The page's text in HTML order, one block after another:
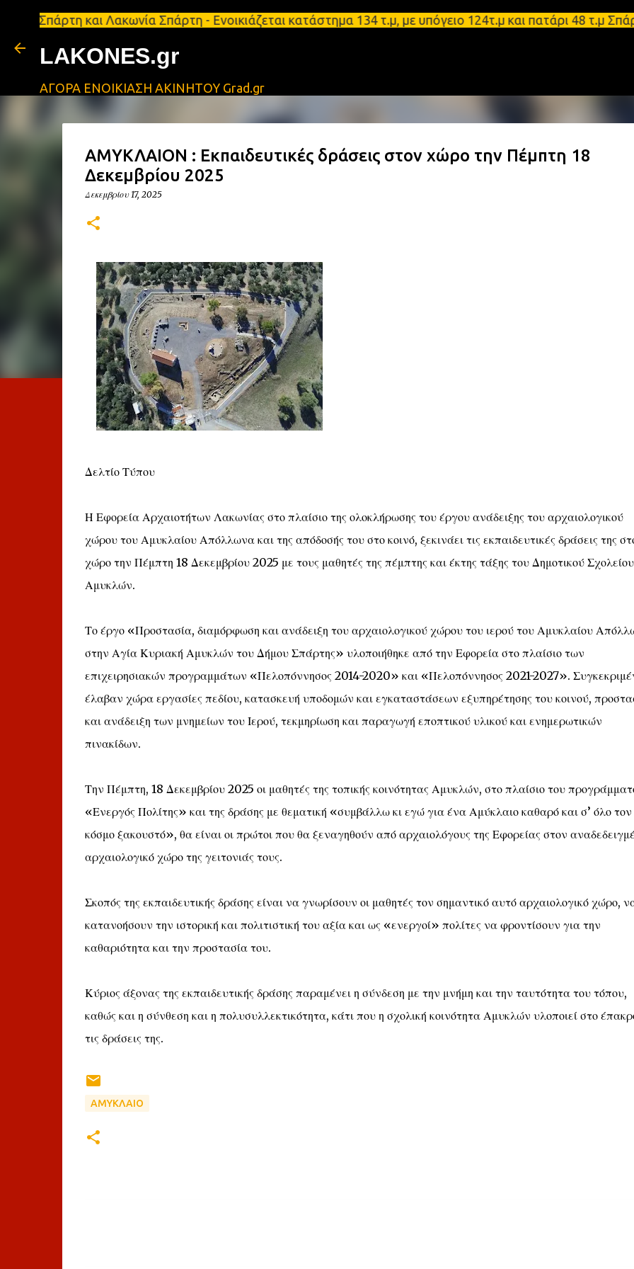
Μετάβαση στο κύριο περιεχόμενο
και Λακωνία Σπάρτη - Ενοικιάζεται κατάστημα 134 τ.μ, με υπόγειο 124τ.μ και πατάρι 48 τ.μ
LAKONES.gr
ΑΓΟΡΑ ΕΝΟΙΚΙΑΣΗ ΑΚΙΝΗΤΟΥ Grad.gr
ΑΜΥΚΛΑΙΟΝ : Εκπαιδευτικές δράσεις στον χώρο την Πέμπτη 18
Δεκεμβρίου 2025
Δεκεμβρίου 17, 2025
Δελτίο Τύπου
Η Εφορεία Αρχαιοτήτων Λακωνίας στο πλαίσιο της ολοκλήρωσης του έργου ανάδειξης του αρχαιολογικού
χώρου του Αμυκλαίου Απόλλωνα και της απόδοσής του στο κοινό, ξεκινάει τις εκπαιδευτικές δράσεις της
χώρο την Πέμπτη 18 Δεκεμβρίου 2025 με τους μαθητές της πέμπτης και έκτης τάξης του Δημοτικού Σχολείου
Αμυκλών.
Το έργο «Προστασία, διαμόρφωση και ανάδειξη του αρχαιολογικού χώρου του ιερού του Αμυκλαίου
στην Αγία Κυριακή Αμυκλών του Δήμου Σπάρτης» υλοποιήθηκε από την Εφορεία στο πλαίσιο των
επιχειρησιακών προγραμμάτων «Πελοπόννησος 2014-2020» και «Πελοπόννησος 2021-2027».
έλαβαν χώρα εργασίες πεδίου, κατασκευή υποδομών και εγκαταστάσεων εξυπηρέτησης του κοινού,
και ανάδειξη των μνημείων του Ιερού, τεκμηρίωση και παραγωγή εποπτικού υλικού και ενημερωτικών
πινακίδων.
Την Πέμπτη, 18 Δεκεμβρίου 2025 οι μαθητές της τοπικής κοινότητας Αμυκλών, στο πλαίσιο του
«Ενεργός Πολίτης» και της δράσης με θεματική «συμβάλλω κι εγώ για ένα Αμύκλαιο καθαρό και σ’ όλο τον
κόσμο ξακουστό», θα είναι οι πρώτοι που θα ξεναγηθούν από αρχαιολόγους της Εφορείας στον
αρχαιολογικό χώρο της γειτονιάς τους.
Σκοπός της εκπαιδευτικής δράσης είναι να γνωρίσουν οι μαθητές τον σημαντικό αυτό αρχαιολογικό χώρο,
κατανοήσουν την ιστορική και πολιτιστική του αξία και ως «ενεργοί» πολίτες να φροντίσουν για την
καθαριότητα και την προστασία του.
Κύριος άξονας της εκπαιδευτικής δράσης παραμένει η σύνδεση με την μνήμη και την ταυτότητα του τόπου,
καθώς και η σύνθεση και η πολυσυλλεκτικότητα, κάτι που η σχολική κοινότητα Αμυκλών υλοποιεί στο
τις δράσεις της.
ΑΜΥΚΛΑΙΟ